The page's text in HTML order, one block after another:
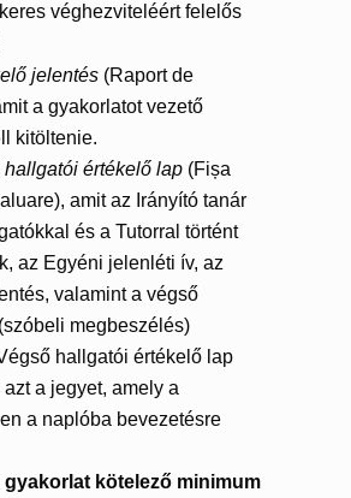
véghezviteléért felelős
jelentés (Raport de
a gyakorlatot vezető
kitöltenie.
hallgatói értékelő lap (Fișa
amit az Irányító tanár
és a Tutorral történt
az Egyéni jelenléti ív, az
valamint a végső
megbeszélés)
hallgatói értékelő lap
a jegyet, amely a
a naplóba bevezetésre
gyakorlat kötelező minimum